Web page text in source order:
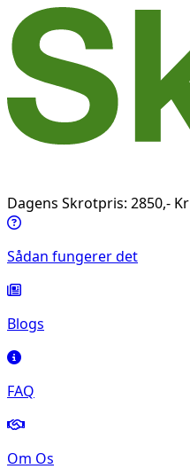
Dagens Skrotpris: 2850,- Kr
Sådan fungerer det
Blogs
FAQ
Om Os